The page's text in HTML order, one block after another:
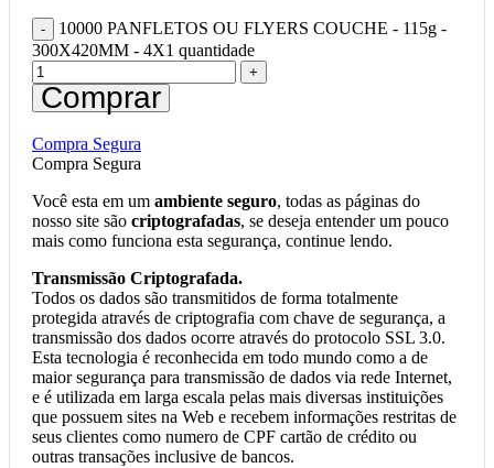
10000 PANFLETOS OU FLYERS COUCHE - 115g -
300X420MM - 4X1 quantidade
Comprar
Compra Segura
Compra Segura
Você esta em um ambiente seguro, todas as páginas do
nosso site são criptografadas, se deseja entender um pouco
mais como funciona esta segurança, continue lendo.
Transmissão Criptografada.
Todos os dados são transmitidos de forma totalmente
protegida através de criptografia com chave de segurança, a
transmissão dos dados ocorre através do protocolo SSL 3.0.
Esta tecnologia é reconhecida em todo mundo como a de
maior segurança para transmissão de dados via rede Internet,
e é utilizada em larga escala pelas mais diversas instituições
que possuem sites na Web e recebem informações restritas de
seus clientes como numero de CPF cartão de crédito ou
outras transações inclusive de bancos.